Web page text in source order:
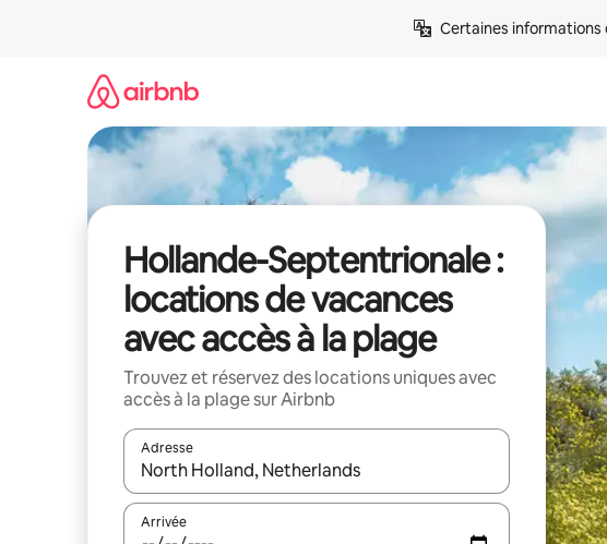
Certaines
Hollande-Septentrionale :
locations de vacances
avec accès à la plage
Trouvez et réservez des locations uniques avec
accès à la plage sur Airbnb
Adresse
Lorsque les résultats s'affichent, utilisez les flèches vers le haut
Arrivée